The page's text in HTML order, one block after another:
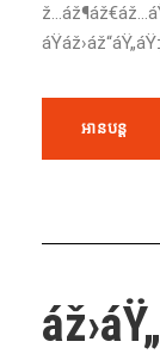
អានបន្ត